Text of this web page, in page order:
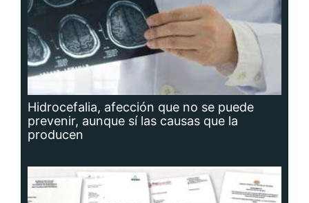
Hidrocefalia, afección que no se puede
prevenir, aunque sí las causas que la
producen